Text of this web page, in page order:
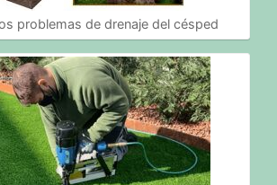
problemas de drenaje del césped